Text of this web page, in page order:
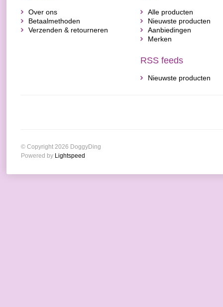
Over ons
Betaalmethoden
Verzenden & retourneren
Alle producten
Nieuwste producten
Aanbiedingen
Merken
RSS feeds
Nieuwste producten
© Copyright 2026 DoggyDing
Powered by Lightspeed